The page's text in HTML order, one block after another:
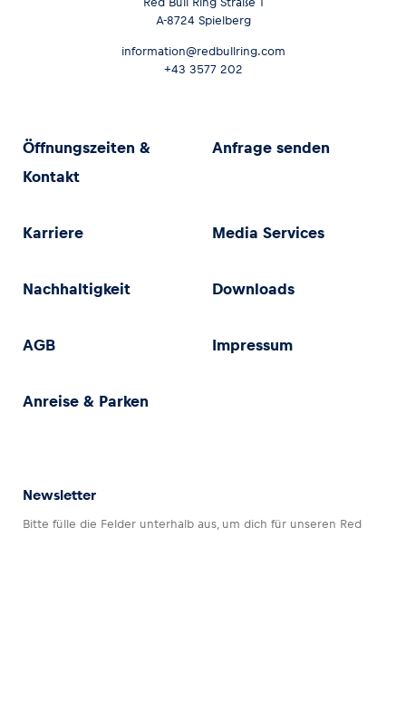
A-8724 Spielberg
information@redbullring.com
+43 3577 202
Öffnungszeiten &
Kontakt
Anfrage senden
Karriere Media Services
Nachhaltigkeit Downloads
AGB Impressum
Anreise & Parken
Newsletter
Bitte fülle die Felder unterhalb aus, um dich für unseren Red